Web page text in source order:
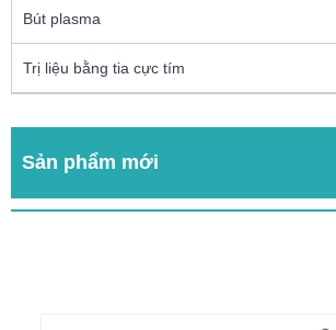
Bút plasma
Trị liệu bằng tia cực tím
Sản phẩm mới